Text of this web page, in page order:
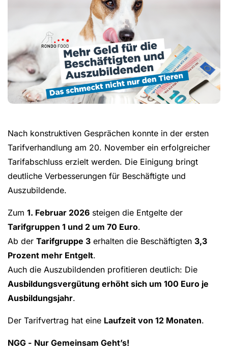
Nach konstruktiven Gesprächen konnte in der ersten
Tarifverhandlung am 20. November ein erfolgreicher
Tarifabschluss erzielt werden. Die Einigung bringt
deutliche Verbesserungen für Beschäftigte und
Auszubildende.
Zum 1. Februar 2026 steigen die Entgelte der
Tarifgruppen 1 und 2 um 70 Euro.
Ab der Tarifgruppe 3 erhalten die Beschäftigten 3,3
Prozent mehr Entgelt.
Auch die Auszubildenden profitieren deutlich: Die
Ausbildungsvergütung erhöht sich um 100 Euro je
Ausbildungsjahr.
Der Tarifvertrag hat eine Laufzeit von 12 Monaten.
NGG - Nur Gemeinsam Geht’s!